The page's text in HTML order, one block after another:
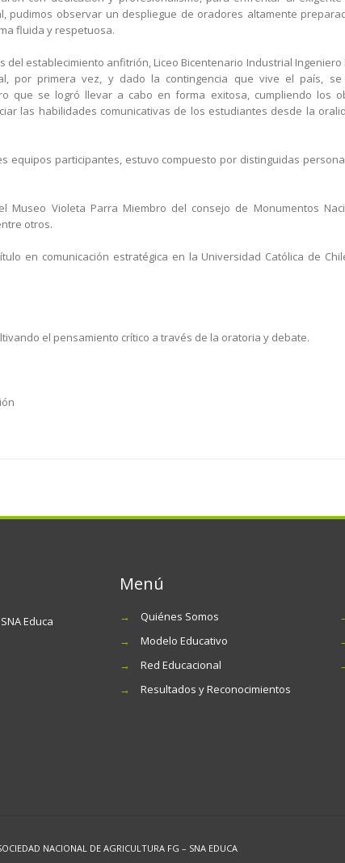
pudimos observar un despliegue de oradores altamente
fluida y respetuosa.
establecimiento anfitrión, Liceo Bicentenario Industrial Ingeniero
por primera vez, y dado la contingencia que vive el país, se
que se logró llevar a cabo en forma exitosa, cumpliendo los
las habilidades comunicativas de los estudiantes desde la
equipos participantes, estuvo compuesto por distinguidas
Museo Violeta Parra Miembro del consejo de Monumentos
otros.
en comunicación estratégica en la Universidad Católica de
el pensamiento crítico a través de la oratoria y debate.
Educa
Menú
→
Quiénes Somos
→
Modelo Educativo
→
Red Educacional
→
Resultados y Reconocimientos
NACIONAL DE AGRICULTURA FG – SNA EDUCA